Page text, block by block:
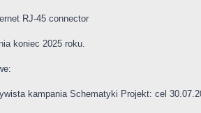
RJ-45 connector
koniec 2025 roku.
kampania Schematyki Projekt: cel